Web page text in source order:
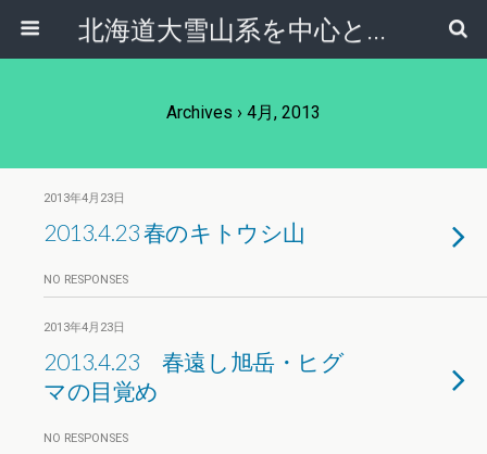
北海道大雪山系を中心とした登山・自然ガイド｜大雪山倶楽部ブログ
Archives › 4月, 2013
2013年4月23日
2013.4.23 春のキトウシ山
NO RESPONSES
2013年4月23日
2013.4.23 春遠し旭岳・ヒグ
マの目覚め
NO RESPONSES